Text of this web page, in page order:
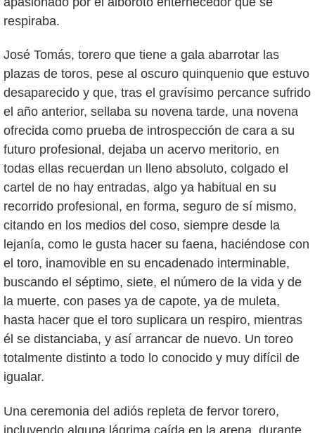
respiraba.
José Tomás, torero que tiene a gala abarrotar las
plazas de toros, pese al oscuro quinquenio que estuvo
desaparecido y que, tras el gravísimo percance sufrido
el año anterior, sellaba su novena tarde, una novena
ofrecida como prueba de introspección de cara a su
futuro profesional, dejaba un acervo meritorio, en
todas ellas recuerdan un lleno absoluto, colgado el
cartel de no hay entradas, algo ya habitual en su
recorrido profesional, en forma, seguro de sí mismo,
citando en los medios del coso, siempre desde la
lejanía, como le gusta hacer su faena, haciéndose con
el toro, inamovible en su encadenado interminable,
buscando el séptimo, siete, el número de la vida y de
la muerte, con pases ya de capote, ya de muleta,
hasta hacer que el toro suplicara un respiro, mientras
él se distanciaba, y así arrancar de nuevo. Un toreo
totalmente distinto a todo lo conocido y muy difícil de
igualar.
Una ceremonia del adiós repleta de fervor torero,